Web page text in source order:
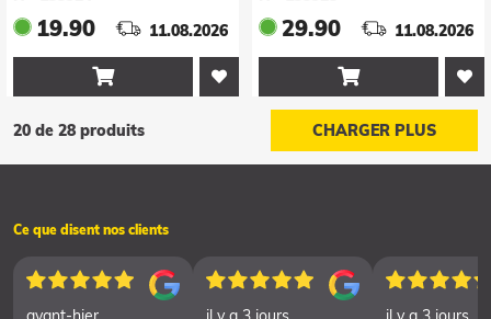
19.90 11.08.2026

29.90 11.08.2026

20 de 28 produits CHARGER PLUS
Ce que disent nos clients